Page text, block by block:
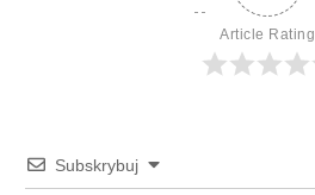
Article Rating
Subskrybuj